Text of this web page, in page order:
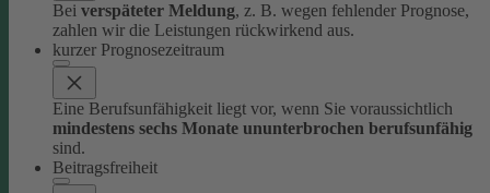
Bei verspäteter Meldung, z. B. wegen fehlender Prognose,
zahlen wir die Leistungen rückwirkend aus.
kurzer Prognosezeitraum
Eine Berufsunfähigkeit liegt vor, wenn Sie voraussichtlich
mindestens sechs Monate ununterbrochen berufsunfähig
sind.
Beitragsfreiheit